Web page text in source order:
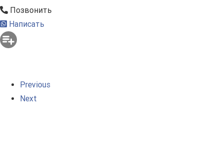
Позвонить
Написать
Previous
Next